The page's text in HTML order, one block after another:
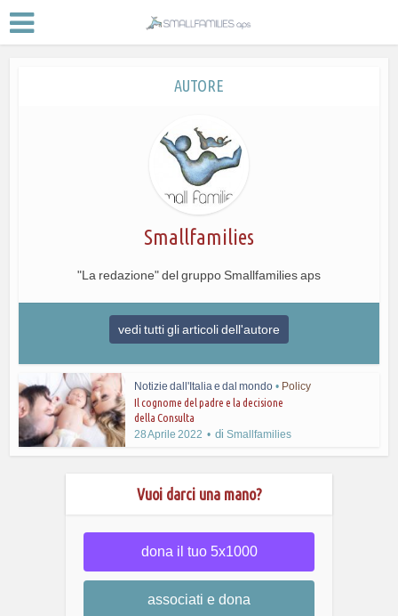
AUTORE
Smallfamilies
"La redazione" del gruppo Smallfamilies aps
vedi tutti gli articoli dell'autore
Notizie dall'Italia e dal mondo • Policy
Il cognome del padre e la decisione
della Consulta
28 Aprile 2022
diSmallfamilies
Vuoi darci una mano?
dona il tuo 5x1000
associati e dona